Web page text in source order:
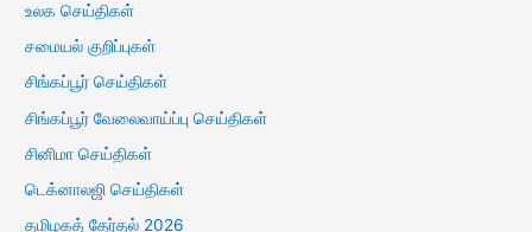
உலக செய்திகள்
சமையல் குறிப்புகள்
சிங்கப்பூர் செய்திகள்
சிங்கப்பூர் வேலைவாய்ப்பு செய்திகள்
சினிமா செய்திகள்
டெக்னாலஜி செய்திகள்
தமிழகத் தேர்தல் 2026